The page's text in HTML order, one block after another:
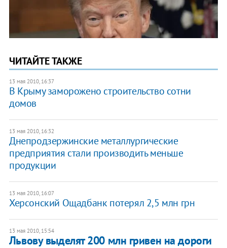
ЧИТАЙТЕ ТАКЖЕ
13 мая 2010, 16:37
В Крыму заморожено строительство сотни
домов
13 мая 2010, 16:32
Днепродзержинские металлургические
предприятия стали производить меньше
продукции
13 мая 2010, 16:07
Херсонский Ощадбанк потерял 2,5 млн грн
13 мая 2010, 15:54
Львову выделят 200 млн гривен на дороги